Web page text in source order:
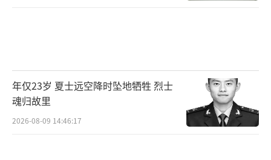
年仅23岁 夏士远空降时坠地牺牲 烈士
魂归故里
2026-08-09 14:46:17